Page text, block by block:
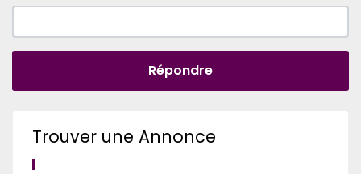
Répondre
Trouver une Annonce